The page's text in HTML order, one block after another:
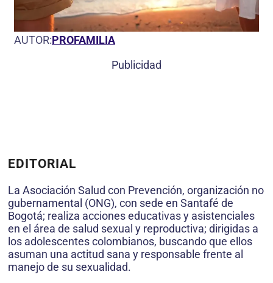
AUTOR:PROFAMILIA
Publicidad
EDITORIAL
La Asociación Salud con Prevención, organización no
gubernamental (ONG), con sede en Santafé de
Bogotá; realiza acciones educativas y asistenciales
en el área de salud sexual y reproductiva; dirigidas a
los adolescentes colombianos, buscando que ellos
asuman una actitud sana y responsable frente al
manejo de su sexualidad.